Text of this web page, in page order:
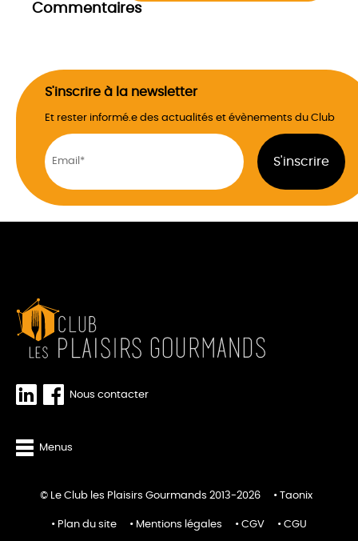
Commentaires
S'inscrire à la newsletter
Et rester informé.e des actualités et évènements du Club
Nous contacter
Menus
© Le Club les Plaisirs Gourmands 2013-2026 Taonix
Plan du site Mentions légales CGV CGU